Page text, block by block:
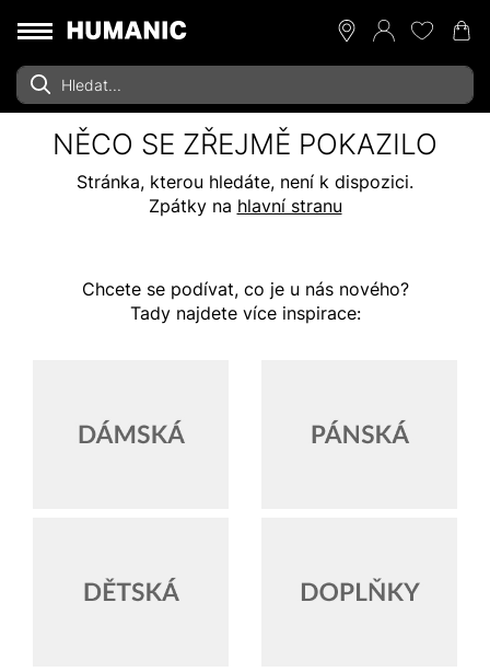
NĚCO SE ZŘEJMĚ POKAZILO
Stránka, kterou hledáte, není k dispozici.
Zpátky na hlavní stranu
Chcete se podívat, co je u nás nového?
Tady najdete více inspirace: